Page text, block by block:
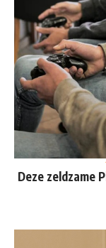
Deze zeldzame